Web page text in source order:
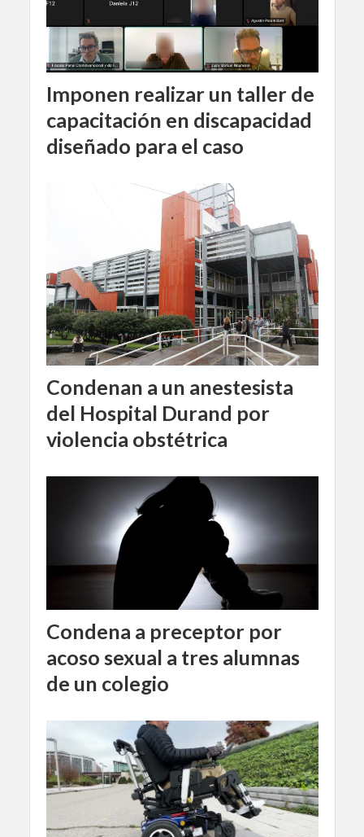
Imponen realizar un taller de
capacitación en discapacidad
diseñado para el caso
Condenan a un anestesista
del Hospital Durand por
violencia obstétrica
Condena a preceptor por
acoso sexual a tres alumnas
de un colegio